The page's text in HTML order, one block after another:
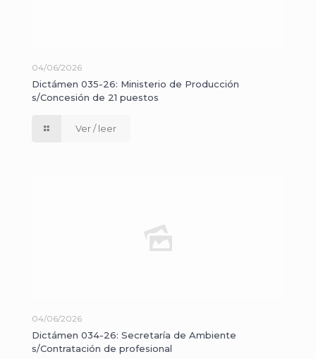
04/06/2026
Dictámen 035-26: Ministerio de Producción
s/Concesión de 21 puestos
Ver / leer
04/06/2026
Dictámen 034-26: Secretaría de Ambiente
s/Contratación de profesional